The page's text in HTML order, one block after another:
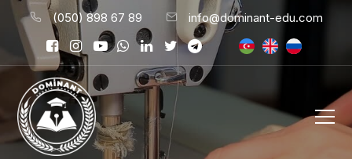
(050) 898 67 89 info@dominant-edu.com